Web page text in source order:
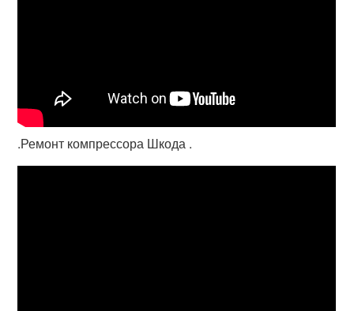
.Ремонт компрессора Шкода .